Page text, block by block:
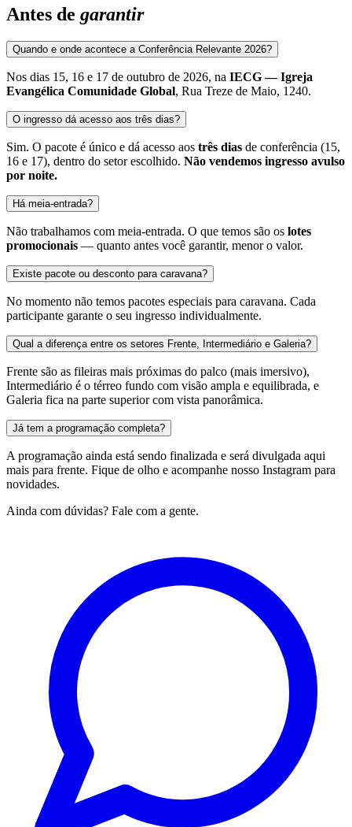
Antes de garantir
Quando e onde acontece a Conferência Relevante 2026?
Nos dias 15, 16 e 17 de outubro de 2026, na IECG — Igreja
Evangélica Comunidade Global, Rua Treze de Maio, 1240.
O ingresso dá acesso aos três dias?
Sim. O pacote é único e dá acesso aos três dias de conferência (15,
16 e 17), dentro do setor escolhido. Não vendemos ingresso avulso
por noite.
Há meia-entrada?
Não trabalhamos com meia-entrada. O que temos são os lotes
promocionais — quanto antes você garantir, menor o valor.
Existe pacote ou desconto para caravana?
No momento não temos pacotes especiais para caravana. Cada
participante garante o seu ingresso individualmente.
Qual a diferença entre os setores Frente, Intermediário e Galeria?
Frente são as fileiras mais próximas do palco (mais imersivo),
Intermediário é o térreo fundo com visão ampla e equilibrada, e
Galeria fica na parte superior com vista panorâmica.
Já tem a programação completa?
A programação ainda está sendo finalizada e será divulgada aqui
mais para frente. Fique de olho e acompanhe nosso Instagram para
novidades.
Ainda com dúvidas? Fale com a gente.